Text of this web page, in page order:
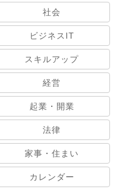
社会
ビジネスIT
スキルアップ
経営
起業・開業
法律
家事・住まい
カレンダー